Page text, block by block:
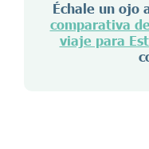
Échale un ojo
comparativa
viaje para